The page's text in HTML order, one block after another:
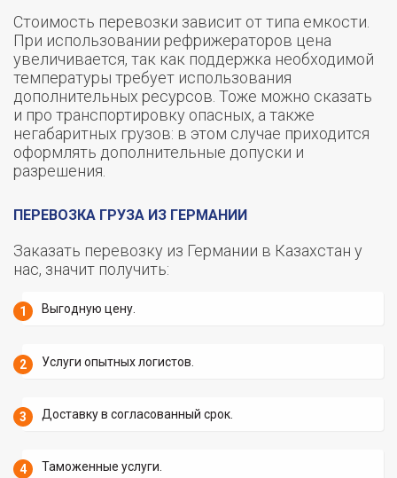
Стоимость перевозки зависит от типа емкости.
При использовании рефрижераторов цена
увеличивается, так как поддержка необходимой
температуры требует использования
дополнительных ресурсов. Тоже можно сказать
и про транспортировку опасных, а также
негабаритных грузов: в этом случае приходится
оформлять дополнительные допуски и
разрешения.
ПЕРЕВОЗКА ГРУЗА ИЗ ГЕРМАНИИ
Заказать перевозку из Германии в Казахстан у
нас, значит получить:
Выгодную цену.
Услуги опытных логистов.
Доставку в согласованный срок.
Таможенные услуги.